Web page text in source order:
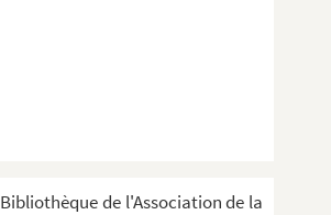
de l'Association de la